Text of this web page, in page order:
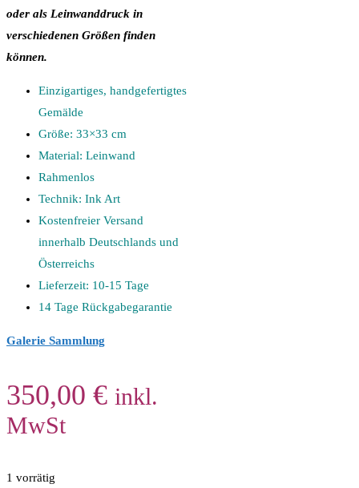
oder als Leinwanddruck in
verschiedenen Größen finden
können.
Einzigartiges, handgefertigtes
Gemälde
Größe: 33×33 cm
Material: Leinwand
Rahmenlos
Technik: Ink Art
Kostenfreier Versand
innerhalb Deutschlands und
Österreichs
Lieferzeit: 10-15 Tage
14 Tage Rückgabegarantie
Galerie Sammlung
350,00 € inkl.
MwSt
1 vorrätig